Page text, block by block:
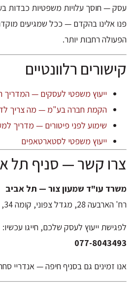
עסק — חוסך עלויות משפטיות כבדות
פנו אלינו בהקדם — ככל שמגיעים
הפעולה רחבות יותר.
קישורים רלוונטיים
ייעוץ משפטי לעסקים —
הקמת חברה בע"מ — מה צריך
שימוע לפני פיטורים — מדריך
ייעוץ משפטי לסטארטאפים
צרו קשר — סניף תל
משרד עו"ד שמעון צור — תל אביב
רח' הארבעה 28, מגדל צפוני, קומה 34, תל אביב
לפגישת ייעוץ לעסק שלכם, חייגו עכשיו:
077-8043493
אנו זמינים גם בסניף חיפה — אנדריי סחרוב 9,